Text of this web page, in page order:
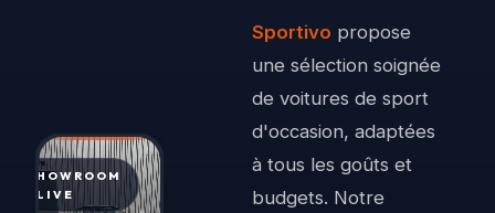
SHOWROOM
· LIVE
Sportivo propose
une sélection soignée
de voitures de sport
d'occasion, adaptées
à tous les goûts et
budgets. Notre